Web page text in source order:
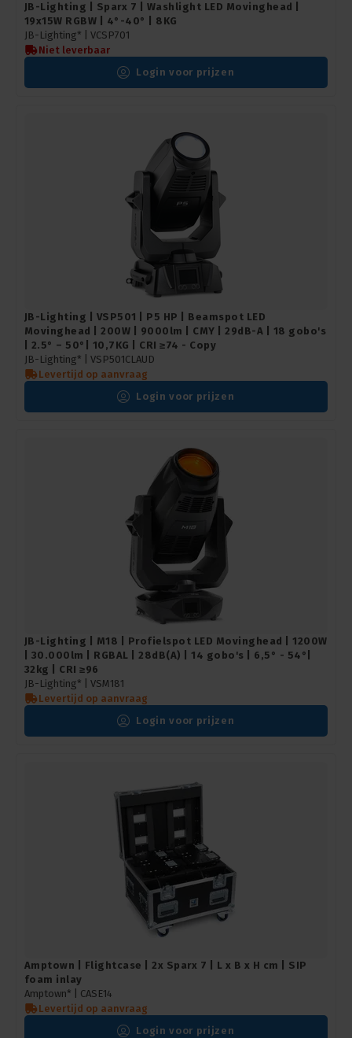
JB-Lighting | Sparx 7 | Washlight LED Movinghead |
19x15W RGBW | 4°-40° | 8KG
JB-Lighting* | VCSP701
Niet leverbaar
Login voor prijzen
JB-Lighting | VSP501 | P5 HP | Beamspot LED
Movinghead | 200W | 9000lm | CMY | 29dB-A | 18 gobo's
| 2.5° – 50°| 10,7KG | CRI ≥74 - Copy
JB-Lighting* | VSP501CLAUD
Levertijd op aanvraag
Login voor prijzen
JB-Lighting | M18 | Profielspot LED Movinghead | 1200W
| 30.000lm | RGBAL | 28dB(A) | 14 gobo's | 6,5° - 54°|
32kg | CRI ≥96
JB-Lighting* | VSM181
Levertijd op aanvraag
Login voor prijzen
Amptown | Flightcase | 2x Sparx 7 | L x B x H cm | SIP
foam inlay
Amptown* | CASE14
Levertijd op aanvraag
Login voor prijzen